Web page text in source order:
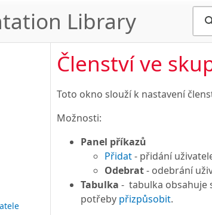
Library
Členství ve
Toto okno slouží k nastavení
Možnosti:
Panel příkazů
Přidat- přidání
Odebrat- odebrání
Tabulka - tabulka obsahuje
potřeby přizpůsobit.